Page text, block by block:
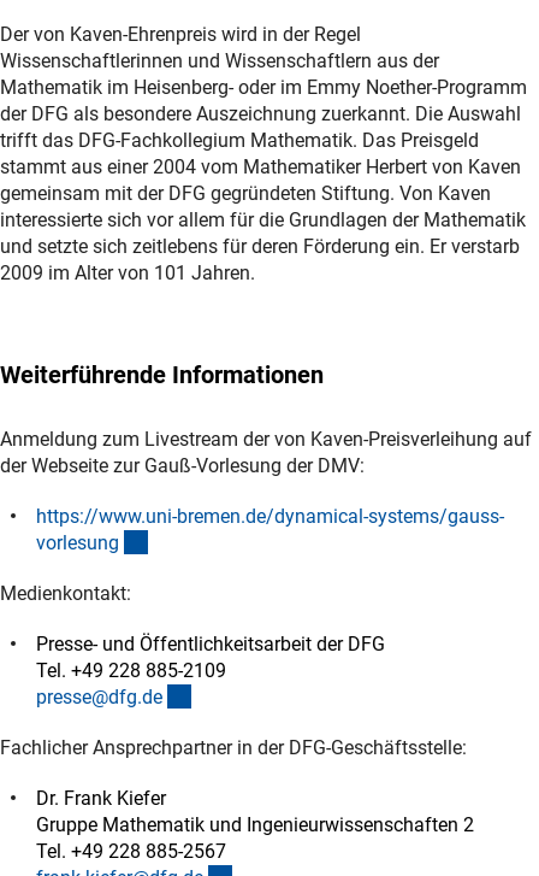
Der von Kaven-Ehrenpreis wird in der Regel
Wissenschaftlerinnen und Wissenschaftlern aus der
Mathematik im Heisenberg- oder im Emmy Noether-Programm
der DFG als besondere Auszeichnung zuerkannt. Die Auswahl
trifft das DFG-Fachkollegium Mathematik. Das Preisgeld
stammt aus einer 2004 vom Mathematiker Herbert von Kaven
gemeinsam mit der DFG gegründeten Stiftung. Von Kaven
interessierte sich vor allem für die Grundlagen der Mathematik
und setzte sich zeitlebens für deren Förderung ein. Er verstarb
2009 im Alter von 101 Jahren.
Weiterführende Informationen
Anmeldung zum Livestream der von Kaven-Preisverleihung auf
der Webseite zur Gauß-Vorlesung der DMV:
https://www.uni-bremen.de/dynamical-systems/gauss-
vorlesung
Medienkontakt:
Presse- und Öffentlichkeitsarbeit der DFG
Tel. +49 228 885-2109
presse@dfg.de
Fachlicher Ansprechpartner in der DFG-Geschäftsstelle:
Dr. Frank Kiefer
Gruppe Mathematik und Ingenieurwissenschaften 2
Tel. +49 228 885-2567